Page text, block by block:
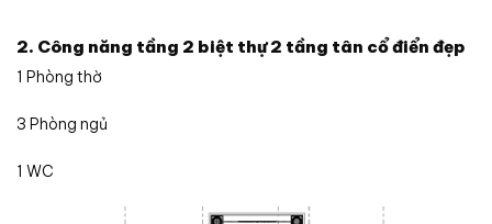
2. Công năng tầng 2 biệt thự 2 tầng tân cổ điển đẹp
1 Phòng thờ
3 Phòng ngủ
1 WC